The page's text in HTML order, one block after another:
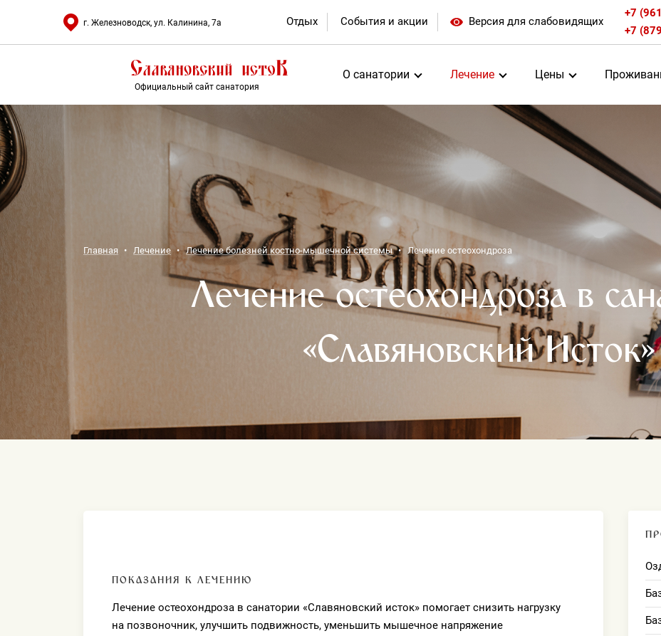
г. Железноводск, ул. Калинина, 7а Отдых События и акции Версия для слабовидящих
+7
+7
Официальный сайт санатория
О санатории Лечение Цены
Главная Лечение Лечение болезней костно-мышечной системы Лечение остеохондроза
Лечение остеохондроза в
«Славяновский Исток»
ПОКАЗАНИЯ К ЛЕЧЕНИЮ
Лечение остеохондроза в санатории «Славяновский исток» помогает снизить нагрузку
на позвоночник, улучшить подвижность, уменьшить мышечное напряжение